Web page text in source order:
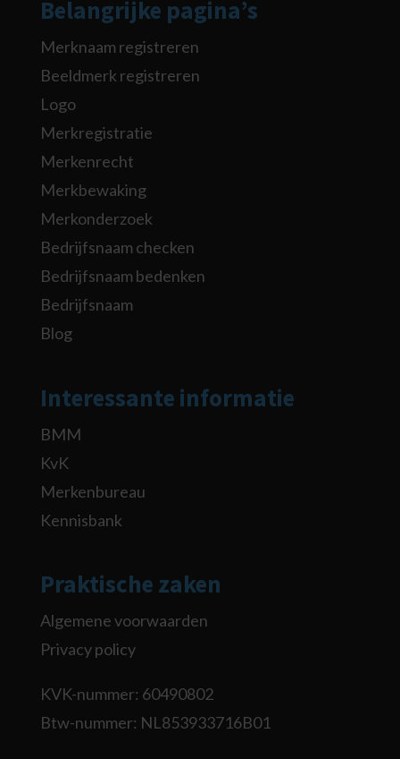
Belangrijke pagina’s
Merknaam registreren
Beeldmerk registreren
Logo
Merkregistratie
Merkenrecht
Merkbewaking
Merkonderzoek
Bedrijfsnaam checken
Bedrijfsnaam bedenken
Bedrijfsnaam
Blog
Interessante informatie
BMM
KvK
Merkenbureau
Kennisbank
Praktische zaken
Algemene voorwaarden
Privacy policy
KVK-nummer: 60490802
Btw-nummer: NL853933716B01